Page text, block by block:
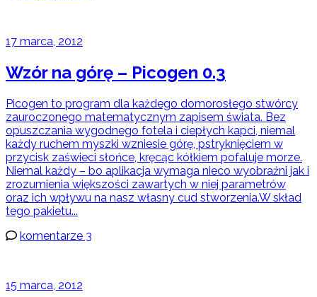
17 marca, 2012
Wzór na górę – Picogen 0.3
Picogen to program dla każdego domorosłego stwórcy
zauroczonego matematycznym zapisem świata. Bez
opuszczania wygodnego fotela i ciepłych kapci, niemal
każdy ruchem myszki wzniesie górę, pstryknięciem w
przycisk zaświeci słońce, kręcąc kółkiem pofaluje morze.
Niemal każdy – bo aplikacja wymaga nieco wyobraźni jak i
zrozumienia większości zawartych w niej parametrów
oraz ich wpływu na nasz własny cud stworzenia.W skład
tego pakietu...
komentarze 3
15 marca, 2012